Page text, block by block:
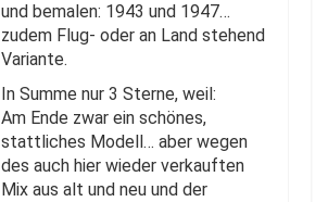
und bemalen: 1943 und 1947…
zudem Flug- oder an Land stehend
Variante.
In Summe nur 3 Sterne, weil:
Am Ende zwar ein schönes,
stattliches Modell… aber wegen
des auch hier wieder verkauften
Mix aus alt und neu und der